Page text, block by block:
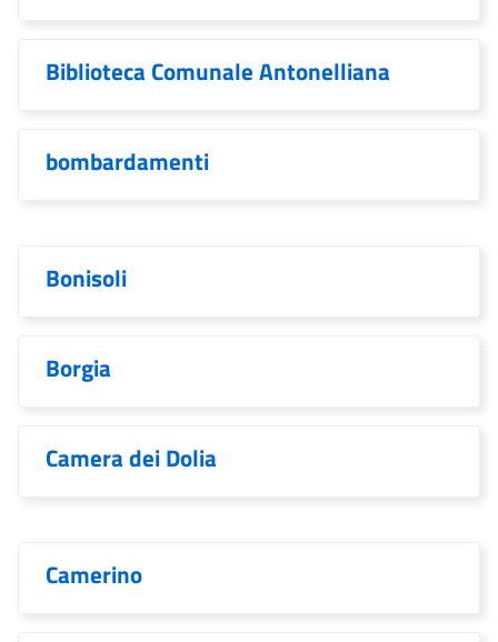
Biblioteca Comunale Antonelliana
bombardamenti
Bonisoli
Borgia
Camera dei Dolia
Camerino